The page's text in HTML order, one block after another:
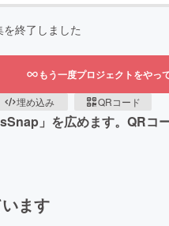
を終了しました
もう一度プロジェクトをやっ
埋め込み QRコード
」を広めます。QR
ます